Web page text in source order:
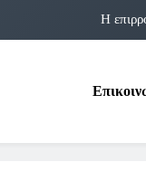
Η
Η Δομνα Μιχαηλίδου και
Η